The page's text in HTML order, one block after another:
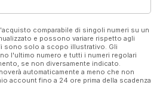
comparabile di singoli numeri su un
e possono variare rispetto agli
sono solo a scopo illustrativo. Gli
l'ultimo numero e tutti i numeri regolari
se non diversamente indicato.
automaticamente a meno che non
account fino a 24 ore prima della scadenza